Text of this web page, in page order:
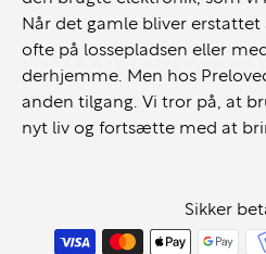
T15p Gen 2 understøtter
arbejde:
USB-C / Thunderbolt 4
HDMI til ekstern skærm
Understøtter flere eksterne
Når det gamle bliver
ofte på lossepladsen eller
derhjemme. Men hos
anden tilgang. Vi tror på, at
nyt liv og fortsætte med at
Sikker